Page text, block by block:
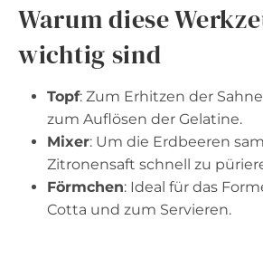
Warum diese
wichtig sind
Topf: Zum Erhitzen der
zum Auflösen der Gelatine.
Mixer: Um die Erdbeeren
Zitronensaft schnell zu
Förmchen: Ideal für das
Cotta und zum Servieren.